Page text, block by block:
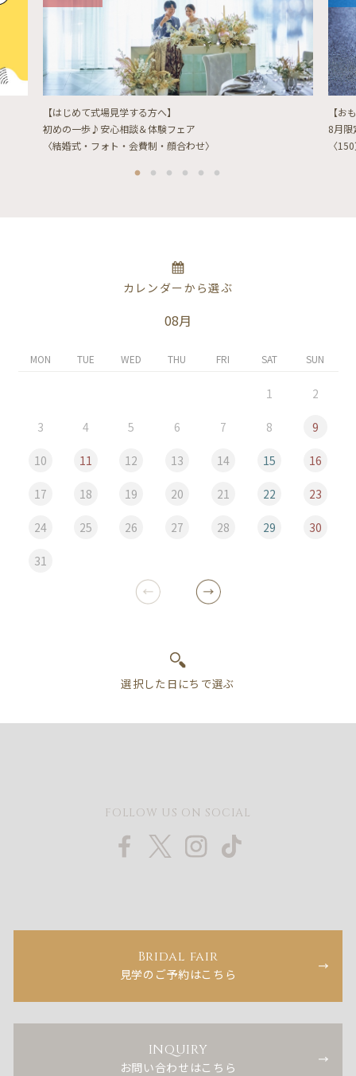
【はじめて式場見学する方へ】
初めの一歩♪安心相談＆体験フェア
〈結婚式・フォト・会費制・顔合わせ〉
【お
8月限
〈
カレンダーから選ぶ
08月
MON TUE WED THU FRI SAT SUN
1 2
3 4 5 6 7 8 9
10 11 12 13 14 15 16
17 18 19 20 21 22 23
24 25 26 27 28 29 30
31
FOLLOW US ON SOCIAL
Bridal fair
見学のご予約はこちら
INQUIRY
お問い合わせはこちら